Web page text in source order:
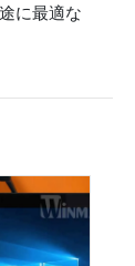
に最適な